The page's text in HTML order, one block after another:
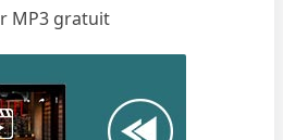
MP3 gratuit